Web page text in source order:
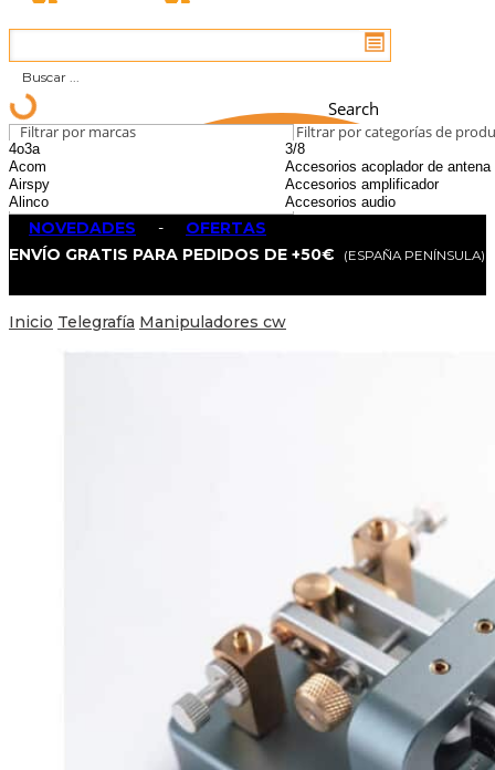
Search
Filtrar por marcas Filtrar por categorías de
NOVEDADES - OFERTAS
ENVÍO GRATIS PARA PEDIDOS DE +50€
(ESPAÑA PENÍNSULA)
Inicio Telegrafía Manipuladores cw